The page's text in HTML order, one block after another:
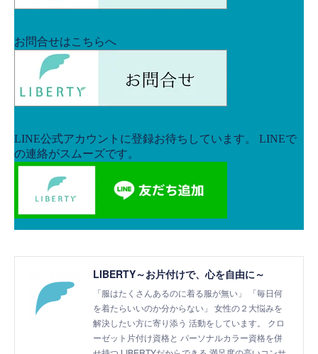
LIBERTY～お片付けで、心を自由に～
「服はたくさんあるのに着る服が無い」 「毎日何
を着たらいいのか分からない」 女性の２大悩みを
解決したい方に寄り添う 活動をしています。 クロ
ーゼット片付け資格と パーソナルカラー資格を併